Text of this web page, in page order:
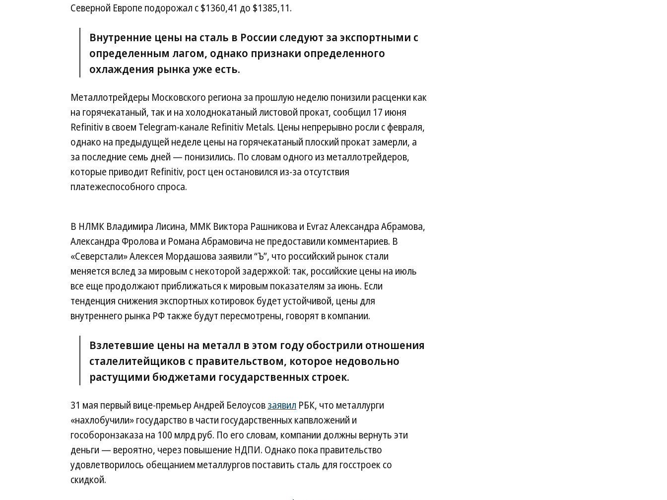
Северной Европе подорожал с $1360,41 до $1385,11.
Внутренние цены на сталь в России следуют за экспортными с
определенным лагом, однако признаки определенного
охлаждения рынка уже есть.
Металлотрейдеры Московского региона за прошлую неделю понизили расценки как
на горячекатаный, так и на холоднокатаный листовой прокат, сообщил 17 июня
Refinitiv в своем Telegram-канале Refinitiv Metals. Цены непрерывно росли с февраля,
однако на предыдущей неделе цены на горячекатаный плоский прокат замерли, а
за последние семь дней — понизились. По словам одного из металлотрейдеров,
которые приводит Refinitiv, рост цен остановился из-за отсутствия
платежеспособного спроса.
В НЛМК Владимира Лисина, ММК Виктора Рашникова и Evraz Александра Абрамова,
Александра Фролова и Романа Абрамовича не предоставили комментариев. В
«Северстали» Алексея Мордашова заявили “Ъ”, что российский рынок стали
меняется вслед за мировым с некоторой задержкой: так, российские цены на июль
все еще продолжают приближаться к мировым показателям за июнь. Если
тенденция снижения экспортных котировок будет устойчивой, цены для
внутреннего рынка РФ также будут пересмотрены, говорят в компании.
Взлетевшие цены на металл в этом году обострили отношения
сталелитейщиков с правительством, которое недовольно
растущими бюджетами государственных строек.
31 мая первый вице-премьер Андрей Белоусовзаявил РБК, что металлурги
«нахлобучили» государство в части государственных капвложений и
гособоронзаказа на 100 млрд руб. По его словам, компании должны вернуть эти
деньги — вероятно, через повышение НДПИ. Однако пока правительство
удовлетворилось обещанием металлургов поставить сталь для госстроек со
скидкой.